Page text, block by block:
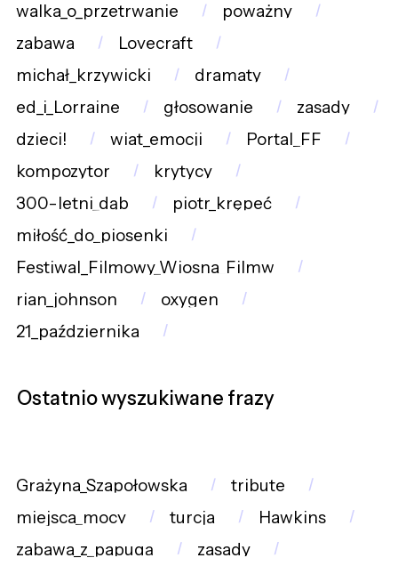
walka_o_przetrwanie
poważny
zabawa
Lovecraft
michał_krzywicki
dramaty
ed_i_Lorraine
głosowanie
zasady
dzieci!
wiat_emocji
Portal_FF
kompozytor
krytycy
300-letni_dąb
piotr_krępeć
miłość_do_piosenki
Festiwal_Filmowy_Wiosna_Filmw
rian_johnson
oxygen
21_października
Ostatnio wyszukiwane frazy
Grażyna_Szapołowska
tribute
miejsca_mocy
turcja
Hawkins
zabawa_z_papugą
zasady